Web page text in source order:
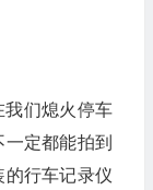
我们熄火停车
定都能拍到
行车记录仪